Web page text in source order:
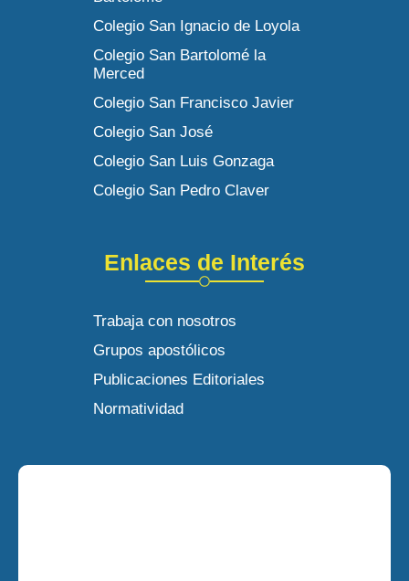
Colegio San Ignacio de Loyola
Colegio San Bartolomé la
Merced
Colegio San Francisco Javier
Colegio San José
Colegio San Luis Gonzaga
Colegio San Pedro Claver
Enlaces de Interés
Trabaja con nosotros
Grupos apostólicos
Publicaciones Editoriales
Normatividad